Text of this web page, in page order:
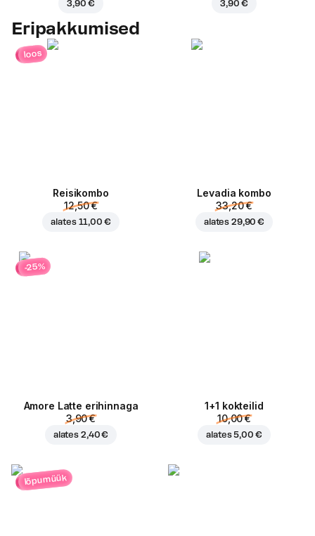
3,90 € 3,90 €
Eripakkumised
loos
Reisikombo
12,50 €
alates 11,00 €
Levadia kombo
33,20 €
alates 29,90 €
-25%
Amore Latte erihinnaga
3,90 €
alates 2,40 €
1+1 kokteilid
10,00 €
alates5,00 €
lõpumüük